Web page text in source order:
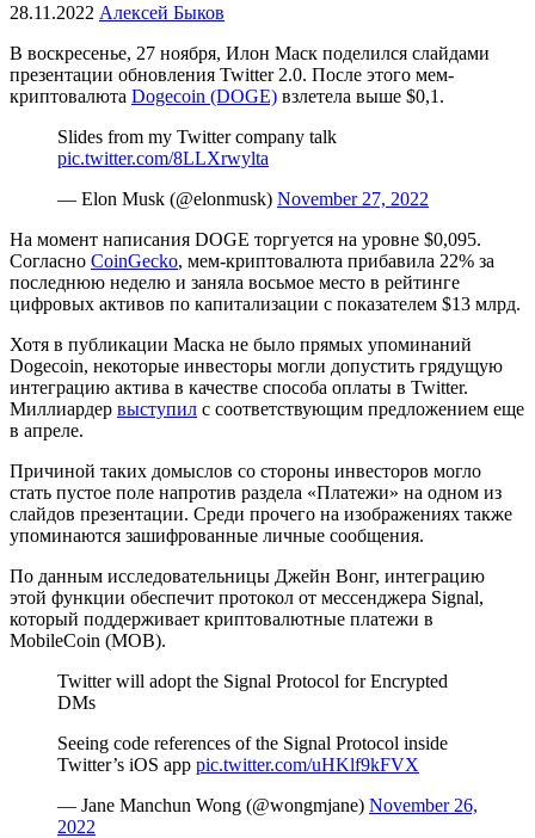
28.11.2022 Алексей Быков
В воскресенье, 27 ноября, Илон Маск поделился слайдами
презентации обновления Twitter 2.0. После этого мем-
криптовалюта Dogecoin (DOGE) взлетела выше $0,1.
Slides from my Twitter company talk
pic.twitter.com/8LLXrwylta
— Elon Musk (@elonmusk) November 27, 2022
На момент написания DOGE торгуется на уровне $0,095.
Согласно CoinGecko, мем-криптовалюта прибавила 22% за
последнюю неделю и заняла восьмое место в рейтинге
цифровых активов по капитализации с показателем $13 млрд.
Хотя в публикации Маска не было прямых упоминаний
Dogecoin, некоторые инвесторы могли допустить грядущую
интеграцию актива в качестве способа оплаты в Twitter.
Миллиардер выступил с соответствующим предложением еще
в апреле.
Причиной таких домыслов со стороны инвесторов могло
стать пустое поле напротив раздела «Платежи» на одном из
слайдов презентации. Среди прочего на изображениях также
упоминаются зашифрованные личные сообщения.
По данным исследовательницы Джейн Вонг, интеграцию
этой функции обеспечит протокол от мессенджера Signal,
который поддерживает криптовалютные платежи в
MobileCoin (MOB).
Twitter will adopt the Signal Protocol for Encrypted
DMs
Seeing code references of the Signal Protocol inside
Twitter’s iOS app pic.twitter.com/uHKlf9kFVX
— Jane Manchun Wong (@wongmjane) November 26,
2022